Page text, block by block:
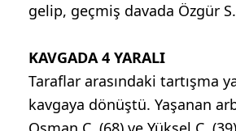
gelip, geçmiş davada Özgür
KAVGADA 4 YARALI
Taraflar arasındaki tartışma
kavgaya dönüştü. Yaşanan